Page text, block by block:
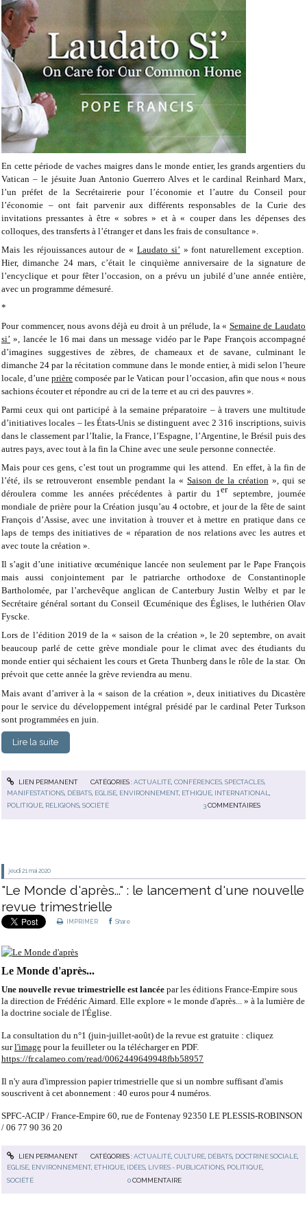
En cette période de vaches maigres dans le monde entier, les grands argentiers du
Vatican – le jésuite Juan Antonio Guerrero Alves et le cardinal Reinhard Marx,
l’un préfet de la Secrétairerie pour l’économie et l’autre du Conseil pour
l’économie – ont fait parvenir aux différents responsables de la Curie des
invitations pressantes à être « sobres » et à « couper dans les dépenses des
colloques, des transferts à l’étranger et dans les frais de consultance ».
Mais les réjouissances autour de « Laudato si’ » font naturellement exception.
Hier, dimanche 24 mars, c’était le cinquième anniversaire de la signature de
l’encyclique et pour fêter l’occasion, on a prévu un jubilé d’une année entière,
avec un programme démesuré.
*
Pour commencer, nous avons déjà eu droit à un prélude, la « Semaine de Laudato
si’ », lancée le 16 mai dans un message vidéo par le Pape François accompagné
d’imagines suggestives de zèbres, de chameaux et de savane, culminant le
dimanche 24 par la récitation commune dans le monde entier, à midi selon l’heure
locale, d’uneprière composée par le Vatican pour l’occasion, afin que nous « nous
sachions écouter et répondre au cri de la terre et au cri des pauvres ».
Parmi ceux qui ont participé à la semaine préparatoire – à travers une multitude
d’initiatives locales – les États-Unis se distinguent avec 2 316 inscriptions, suivis
dans le classement par l’Italie, la France, l’Espagne, l’Argentine, le Brésil puis des
autres pays, avec tout à la fin la Chine avec une seule personne connectée.
Mais pour ces gens, c’est tout un programme qui les attend. En effet, à la fin de
l’été, ils se retrouveront ensemble pendant la «Saison de la création», qui se
déroulera comme les années précédentes à partir du 1er septembre, journée
mondiale de prière pour la Création jusqu’au 4 octobre, et jour de la fête de saint
François d’Assise, avec une invitation à trouver et à mettre en pratique dans ce
laps de temps des initiatives de « réparation de nos relations avec les autres et
avec toute la création ».
Il s’agit d’une initiative œcuménique lancée non seulement par le Pape François
mais aussi conjointement par le patriarche orthodoxe de Constantinople
Bartholomée, par l’archevêque anglican de Canterbury Justin Welby et par le
Secrétaire général sortant du Conseil Œcuménique des Églises, le luthérien Olav
Fyscke.
Lors de l’édition 2019 de la « saison de la création », le 20 septembre, on avait
beaucoup parlé de cette grève mondiale pour le climat avec des étudiants du
monde entier qui séchaient les cours et Greta Thunberg dans le rôle de la star. On
prévoit que cette année la grève reviendra au menu.
Mais avant d’arriver à la « saison de la création », deux initiatives du Dicastère
pour le service du développement intégral présidé par le cardinal Peter Turkson
sont programmées en juin.
Lire la suite
LIEN PERMANENT CATÉGORIES :ACTUALITÉ, CONFÉRENCES, SPECTACLES,
MANIFESTATIONS DÉBATS EGLISE ENVIRONNEMENT, ETHIQUE INTERNATIONAL
POLITIQUE RELIGIONS ,SOCIÉTÉ 3 COMMENTAIRES
jeudi 21 mai 2020
"Le Monde d'après..." : le lancement d'une nouvelle
revue trimestrielle
IMPRIMER Share
Le Monde d'après...
Une nouvelle revue trimestrielle est lancée par les éditions France-Empire sous
la direction de Frédéric Aimard. Elle explore « le monde d'après... » à la lumière de
la doctrine sociale de l'Église.
La consultation du n°1 (juin-juillet-août) de la revue est gratuite : cliquez
surl'image pour la feuilleter ou la télécharger en PDF.
https://fr.calameo.com/read/0062449649948fbb58957
Il n'y aura d'impression papier trimestrielle que si un nombre suffisant d'amis
souscrivent à cet abonnement : 40 euros pour 4 numéros.
SPFC-ACIP / France-Empire 60, rue de Fontenay 92350 LE PLESSIS-ROBINSON
/ 06 77 90 36 20
LIEN PERMANENT CATÉGORIES :ACTUALITÉ, CULTURE, DÉBATS, DOCTRINE SOCIALE,
EGLISE ENVIRONNEMENT, ETHIQUE IDÉES LIVRES - PUBLICATIONS POLITIQUE
SOCIÉTÉ
0 COMMENTAIRE